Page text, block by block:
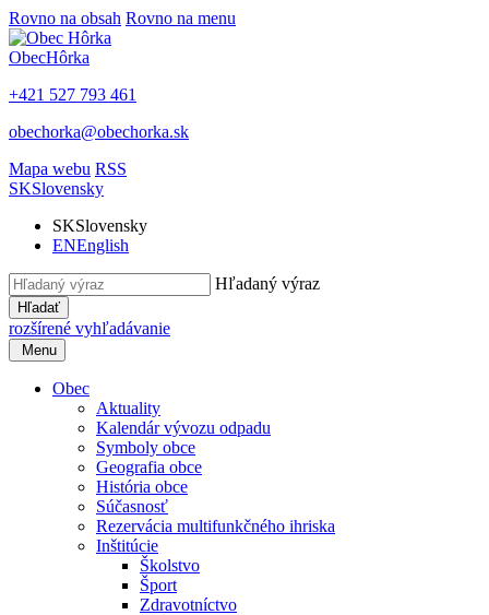
Rovno na obsah Rovno na menu
ObecHôrka
+421 527 793 461
obechorka@obechorka.sk
Mapa webu RSS
SKSlovensky
SKSlovensky
ENEnglish
Hľadaný výraz
Hľadať
rozšírené vyhľadávanie
Menu
Obec
Aktuality
Kalendár vývozu odpadu
Symboly obce
Geografia obce
História obce
Súčasnosť
Rezervácia multifunkčného ihriska
Inštitúcie
Školstvo
Šport
Zdravotníctvo